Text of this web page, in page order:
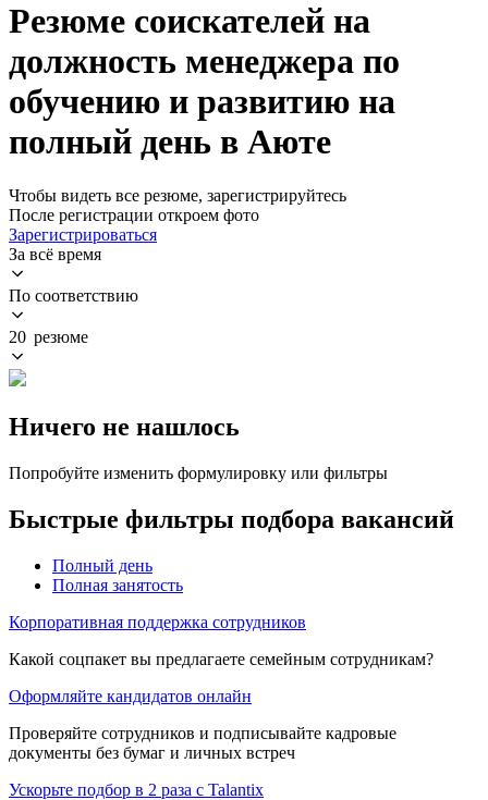
Резюме соискателей на
должность менеджера по
обучению и развитию на
полный день в Аюте
Чтобы видеть все резюме, зарегистрируйтесь
После регистрации откроем фото
Зарегистрироваться
За всё время
По соответствию
20 резюме
Ничего не нашлось
Попробуйте изменить формулировку или фильтры
Быстрые фильтры подбора вакансий
Полный день
Полная занятость
Корпоративная поддержка сотрудников
Какой соцпакет вы предлагаете семейным сотрудникам?
Оформляйте кандидатов онлайн
Проверяйте сотрудников и подписывайте кадровые
документы без бумаг и личных встреч
Ускорьте подбор в 2 раза с Talantix